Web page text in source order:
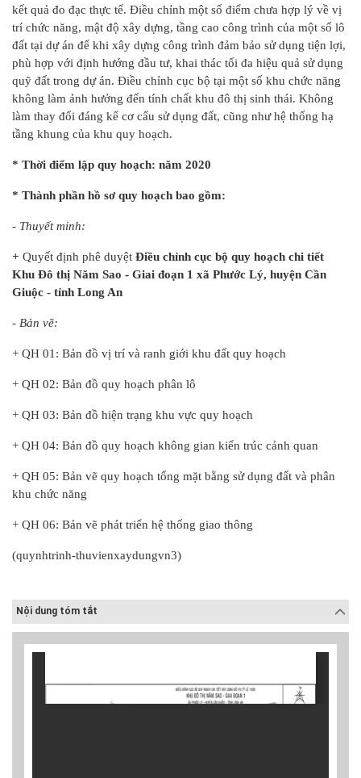
kết quả đo đạc thực tế. Điều chỉnh một số điểm chưa hợp lý về vị
trí chức năng, mật độ xây dựng, tầng cao công trình của một số lô
đất tại dự án để khi xây dựng công trình đảm bảo sử dụng tiện lợi,
phù hợp với định hướng đầu tư, khai thác tối đa hiệu quả sử dụng
quỹ đất trong dự án. Điều chỉnh cục bộ tại một số khu chức năng
không làm ảnh hưởng đến tính chất khu đô thị sinh thái. Không
làm thay đổi đáng kể cơ cấu sử dụng đất, cũng như hệ thống hạ
tầng khung của khu quy hoạch.
* Thời điểm lập quy hoạch: năm 2020
* Thành phần hồ sơ quy hoạch bao gồm:
- Thuyết minh:
+ Quyết định phê duyệt Điều chỉnh cục bộ quy hoạch chi tiết
Khu Đô thị Năm Sao - Giai đoạn 1 xã Phước Lý, huyện Cần
Giuộc - tỉnh Long An
- Bản vẽ:
+ QH 01: Bản đồ vị trí và ranh giới khu đất quy hoạch
+ QH 02: Bản đồ quy hoạch phân lô
+ QH 03: Bản đồ hiện trạng khu vực quy hoạch
+ QH 04: Bản đồ quy hoạch không gian kiến trúc cảnh quan
+ QH 05: Bản vẽ quy hoạch tổng mặt bằng sử dụng đất và phân
khu chức năng
+ QH 06: Bản vẽ phát triển hệ thống giao thông
(quynhtrinh-thuvienxaydungvn3)
Nội dung tóm tắt